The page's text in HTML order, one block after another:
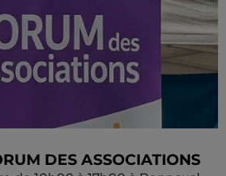
DES ASSOCIATIONS